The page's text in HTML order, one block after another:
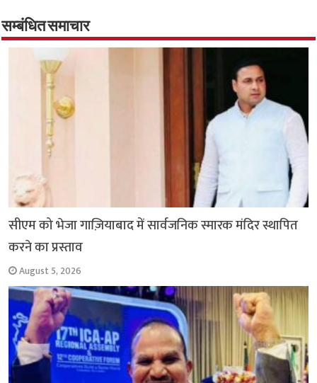
o
o
k
A
p
r
a
n
सम्बंधित समाचार
सीएम को भेजा गाज़ियाबाद में सार्वजनिक स्मारक मंदिर स्थापित
करने का प्रस्ताव
August 5, 2026